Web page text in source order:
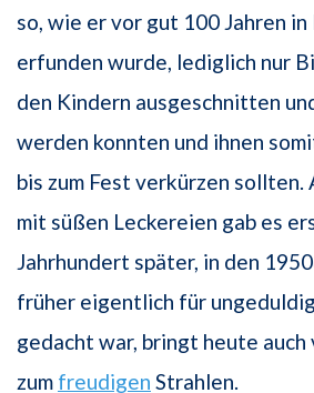
so, wie er vor gut 100 Jahren in
erfunden wurde, lediglich nur
den Kindern ausgeschnitten
werden konnten und ihnen
bis zum Fest verkürzen
mit süßen Leckereien gab es
Jahrhundert später, in den
früher eigentlich für
gedacht war, bringt heute auch
zum freudigen Strahlen.